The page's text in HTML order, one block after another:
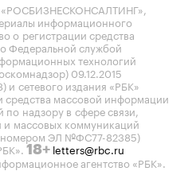
информационного
о регистрации средства
Федеральной службой
технологий
09.12.2015
сетевого издания «РБК»
средства массовой информации
надзору в сфере связи,
массовых коммуникаций
номером ЭЛ №ФС77-82385)
18+ letters@rbc.ru
агентство «РБК».